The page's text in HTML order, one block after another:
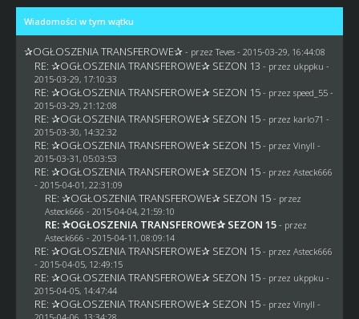
Wiadomości w tym wątku
✰OGŁOSZENIA TRANSFEROWE✰ - przezTeves- 2015-03-29, 16:44:08
RE: ✰OGŁOSZENIA TRANSFEROWE✰ SEZON 13 - przez ukppku -
2015-03-29, 17:10:33
RE: ✰OGŁOSZENIA TRANSFEROWE✰ SEZON 15 - przez speed_55 -
2015-03-29, 21:12:08
RE: ✰OGŁOSZENIA TRANSFEROWE✰ SEZON 15 - przez karlo71 -
2015-03-30, 14:32:32
RE: ✰OGŁOSZENIA TRANSFEROWE✰ SEZON 15 - przez Vinyll -
2015-03-31, 05:03:53
RE: ✰OGŁOSZENIA TRANSFEROWE✰ SEZON 15 - przez Asteck666
- 2015-04-01, 22:31:09
RE: ✰OGŁOSZENIA TRANSFEROWE✰ SEZON 15 - przez
Asteck666 - 2015-04-04, 21:59:10
RE: ✰OGŁOSZENIA TRANSFEROWE✰ SEZON 15 - przez
Asteck666 - 2015-04-11, 08:09:14
RE: ✰OGŁOSZENIA TRANSFEROWE✰ SEZON 15 - przez Asteck666
- 2015-04-05, 12:49:15
RE: ✰OGŁOSZENIA TRANSFEROWE✰ SEZON 15 - przez ukppku -
2015-04-05, 14:47:44
RE: ✰OGŁOSZENIA TRANSFEROWE✰ SEZON 15 - przez Vinyll -